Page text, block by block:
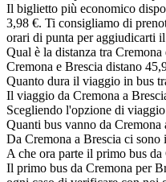
Il biglietto più economico
3,98 €. Ti consigliamo di
orari di punta per aggiudicarti
Qual è la distanza tra Cremona
Cremona e Brescia distano
Quanto dura il viaggio in bus
Il viaggio da Cremona a
Scegliendo l'opzione di
Quanti bus vanno da
Da Cremona a Brescia ci
A che ora parte il primo bus
Il primo bus da Cremona per